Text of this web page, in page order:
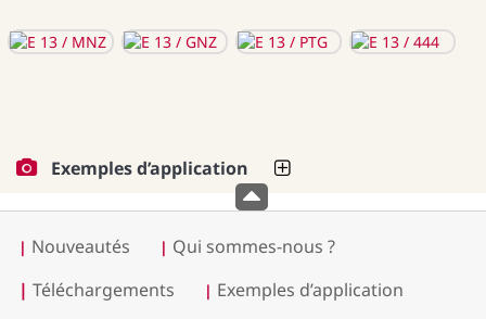
Exemples d’application
| Nouveautés | Qui sommes-nous ?
| Téléchargements | Exemples d’application